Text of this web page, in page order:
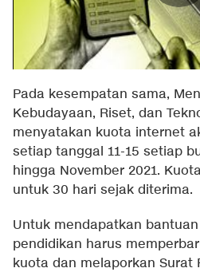
Pada kesempatan sama,
Kebudayaan, Riset, dan
menyatakan kuota internet
setiap tanggal 11-15 setiap
hingga November 2021.
untuk 30 hari sejak diterima.
Untuk mendapatkan
pendidikan harus
kuota dan melaporkan Surat